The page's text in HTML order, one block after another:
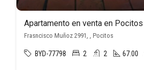
Apartamento en venta en Pocitos
Frasncisco Muñoz 2991, , Pocitos
BYD-77798 2 2 67.00